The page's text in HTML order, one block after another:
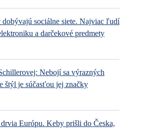
dobývajú sociálne siete. Najviac ľudí
a darčekové predmety
Nebojí sa výrazných
štýl je súčasťou jej značky
Európu. Keby prišli do Česka,